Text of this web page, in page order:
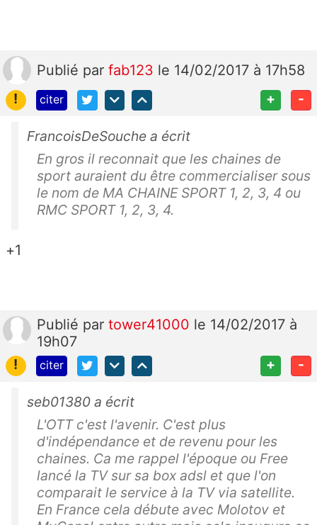
Publié par fab123 le 14/02/2017 à 17h58
!
citer + -
FrancoisDeSouche a écrit
En gros il reconnait que les chaines de
sport auraient du être commercialiser sous
le nom de MA CHAINE SPORT 1, 2, 3, 4 ou
RMC SPORT 1, 2, 3, 4.
+1
Publié par tower41000 le 14/02/2017 à
19h07
!
citer + -
seb01380 a écrit
L'OTT c'est l'avenir. C'est plus
d'indépendance et de revenu pour les
chaines. Ca me rappel l'époque ou Free
lancé la TV sur sa box adsl et que l'on
comparait le service à la TV via satellite.
En France cela débute avec Molotov et